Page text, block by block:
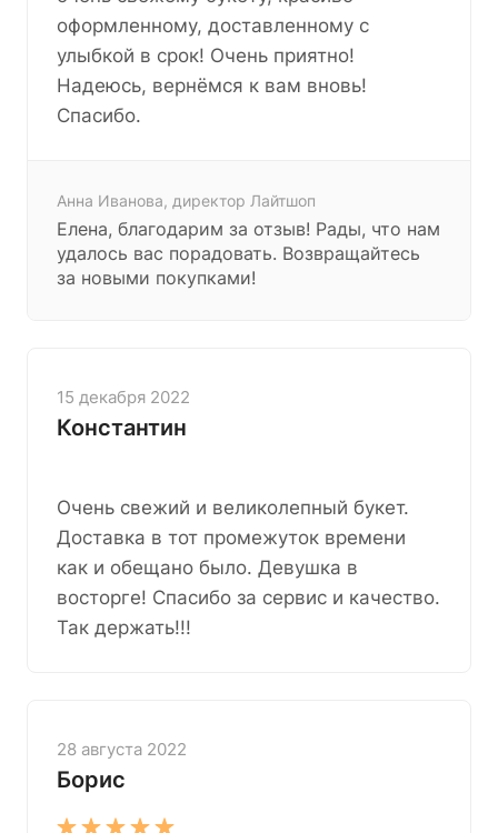
оформленному, доставленному с
улыбкой в срок! Очень приятно!
Надеюсь, вернёмся к вам вновь!
Спасибо.
Анна Иванова, директор Лайтшоп
Елена, благодарим за отзыв! Рады, что нам
удалось вас порадовать. Возвращайтесь
за новыми покупками!
15 декабря 2022
Константин
Очень свежий и великолепный букет.
Доставка в тот промежуток времени
как и обещано было. Девушка в
восторге! Спасибо за сервис и качество.
Так держать!!!
28 августа 2022
Борис